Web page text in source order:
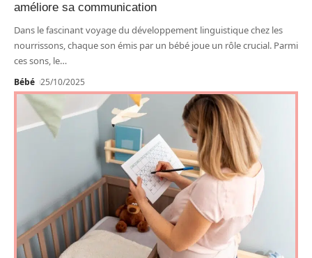
améliore sa communication
Dans le fascinant voyage du développement linguistique chez les
nourrissons, chaque son émis par un bébé joue un rôle crucial. Parmi
ces sons, le…
Bébé 25/10/2025